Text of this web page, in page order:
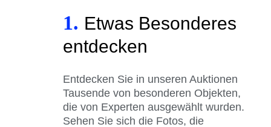
1. Etwas Besonderes
entdecken
Entdecken Sie in unseren Auktionen
Tausende von besonderen Objekten,
die von Experten ausgewählt wurden.
Sehen Sie sich die Fotos, die